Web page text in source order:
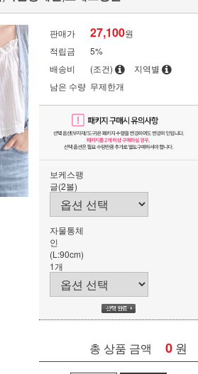
판매가 27,100원
적립금
5%
배송비
(조건)
지역별
남은 수량 무제한개
보케스팽
글(2볼)
자물통체
인
(L:90cm)
1개
총 상품 금액 0 원